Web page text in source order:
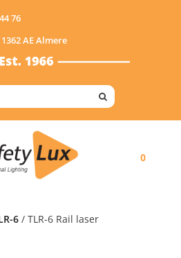
76
AE Almere
0
6 / TLR-6 Rail laser